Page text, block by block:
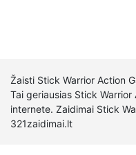
Žaisti Stick Warrior Action
Tai geriausias Stick
internete. Zaidimai Stick
321zaidimai.lt